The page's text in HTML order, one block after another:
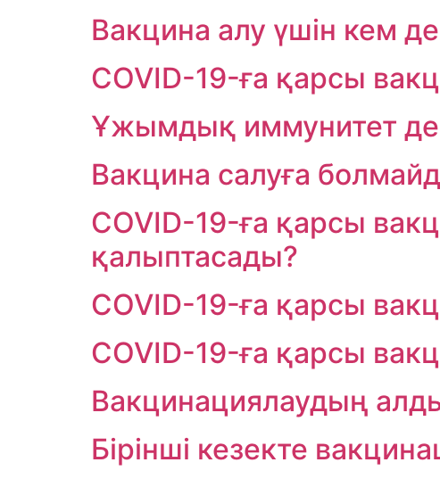
Вакцина алу үшін кем
COVID-19-ға қарсы
Ұжымдық иммунитет
Вакцина салуға
COVID-19-ға қарсы
қалыптасады?
COVID-19-ға қарсы
COVID-19-ға қарсы
Вакцинациялаудың
Бірінші кезекте